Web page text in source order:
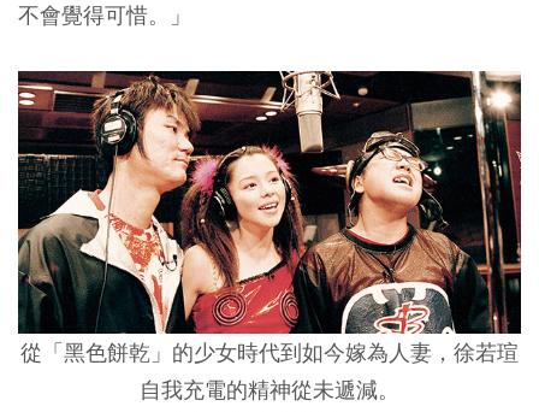
不會覺得可惜。」
從「黑色餅乾」的少女時代到如今嫁為人妻，徐若瑄
自我充電的精神從未遞減。